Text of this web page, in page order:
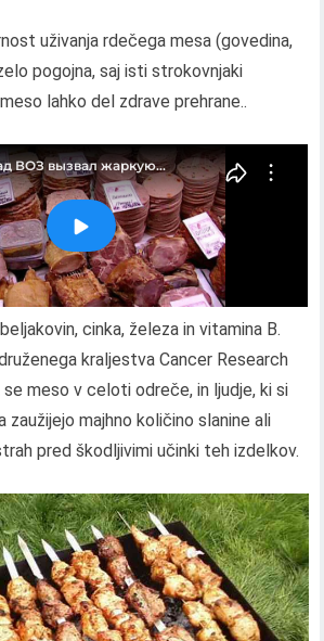
uživanja rdečega mesa (govedina,
pogojna, saj isti strokovnjaki
lahko del zdrave prehrane..
cinka, železa in vitamina B.
kraljestva Cancer Research
se meso v celoti odreče, in ljudje, ki si
zaužijejo majhno količino slanine ali
pred škodljivimi učinki teh izdelkov.